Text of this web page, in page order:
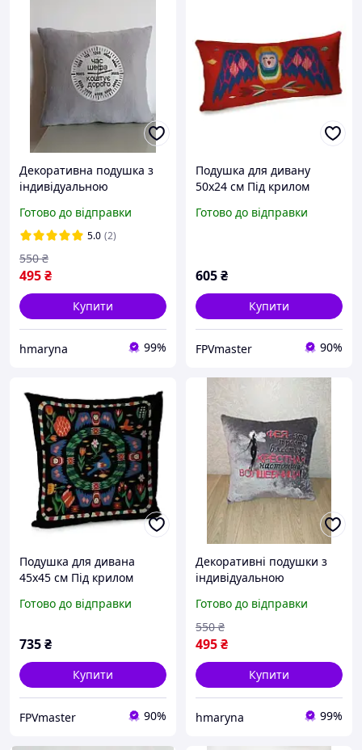
Декоративна подушка з
індивідуальною
замовлення 40*40см
подарунок для шефа,
колеги, чоловіка.
Готово до відправки
5.0 (2)
495₴
550 ₴
Купити
hmaryna 99%
Подушка для дивану
50х24 см Під крилом
Готово до відправки
605₴
Купити
FPVmaster 90%
Подушка для дивана
45х45 см Під крилом
Готово до відправки
735₴
Купити
FPVmaster 90%
Декоративні подушки з
індивідуальною
замовлення для дівчини,
бабусі, доньки, віночки,
дружини, чоловіка.
Готово до відправки
495₴
550 ₴
Купити
hmaryna 99%